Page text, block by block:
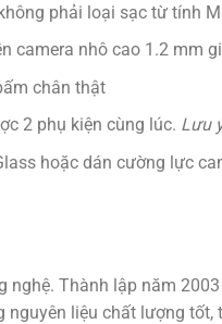
phải loại sạc từ tính
camera nhô cao 1.2 mm
chân thật
2 phụ kiện cùng lúc. Lưu
hoặc dán cường lực
Thành lập năm
liệu chất lượng